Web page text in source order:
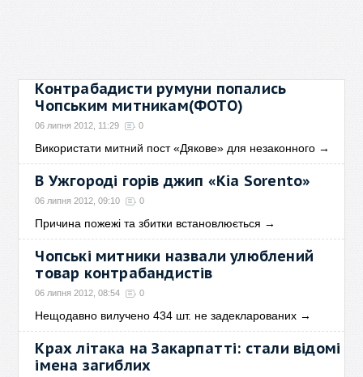
Контрабадисти румуни попались
Чопським митникам(ФОТО)
06 липня 2012, 11:29 0
Використати митний пост «Дякове» для незаконного →
В Ужгороді горів джип «Kia Sorento»
06 липня 2012, 09:10 0
Причина пожежі та збитки встановлюється →
Чопські митники назвали улюблений
товар контрабандистів
06 липня 2012, 08:54 0
Нещодавно вилучено 434 шт. не задекларованих →
Крах літака на Закарпатті: стали відомі
імена загиблих